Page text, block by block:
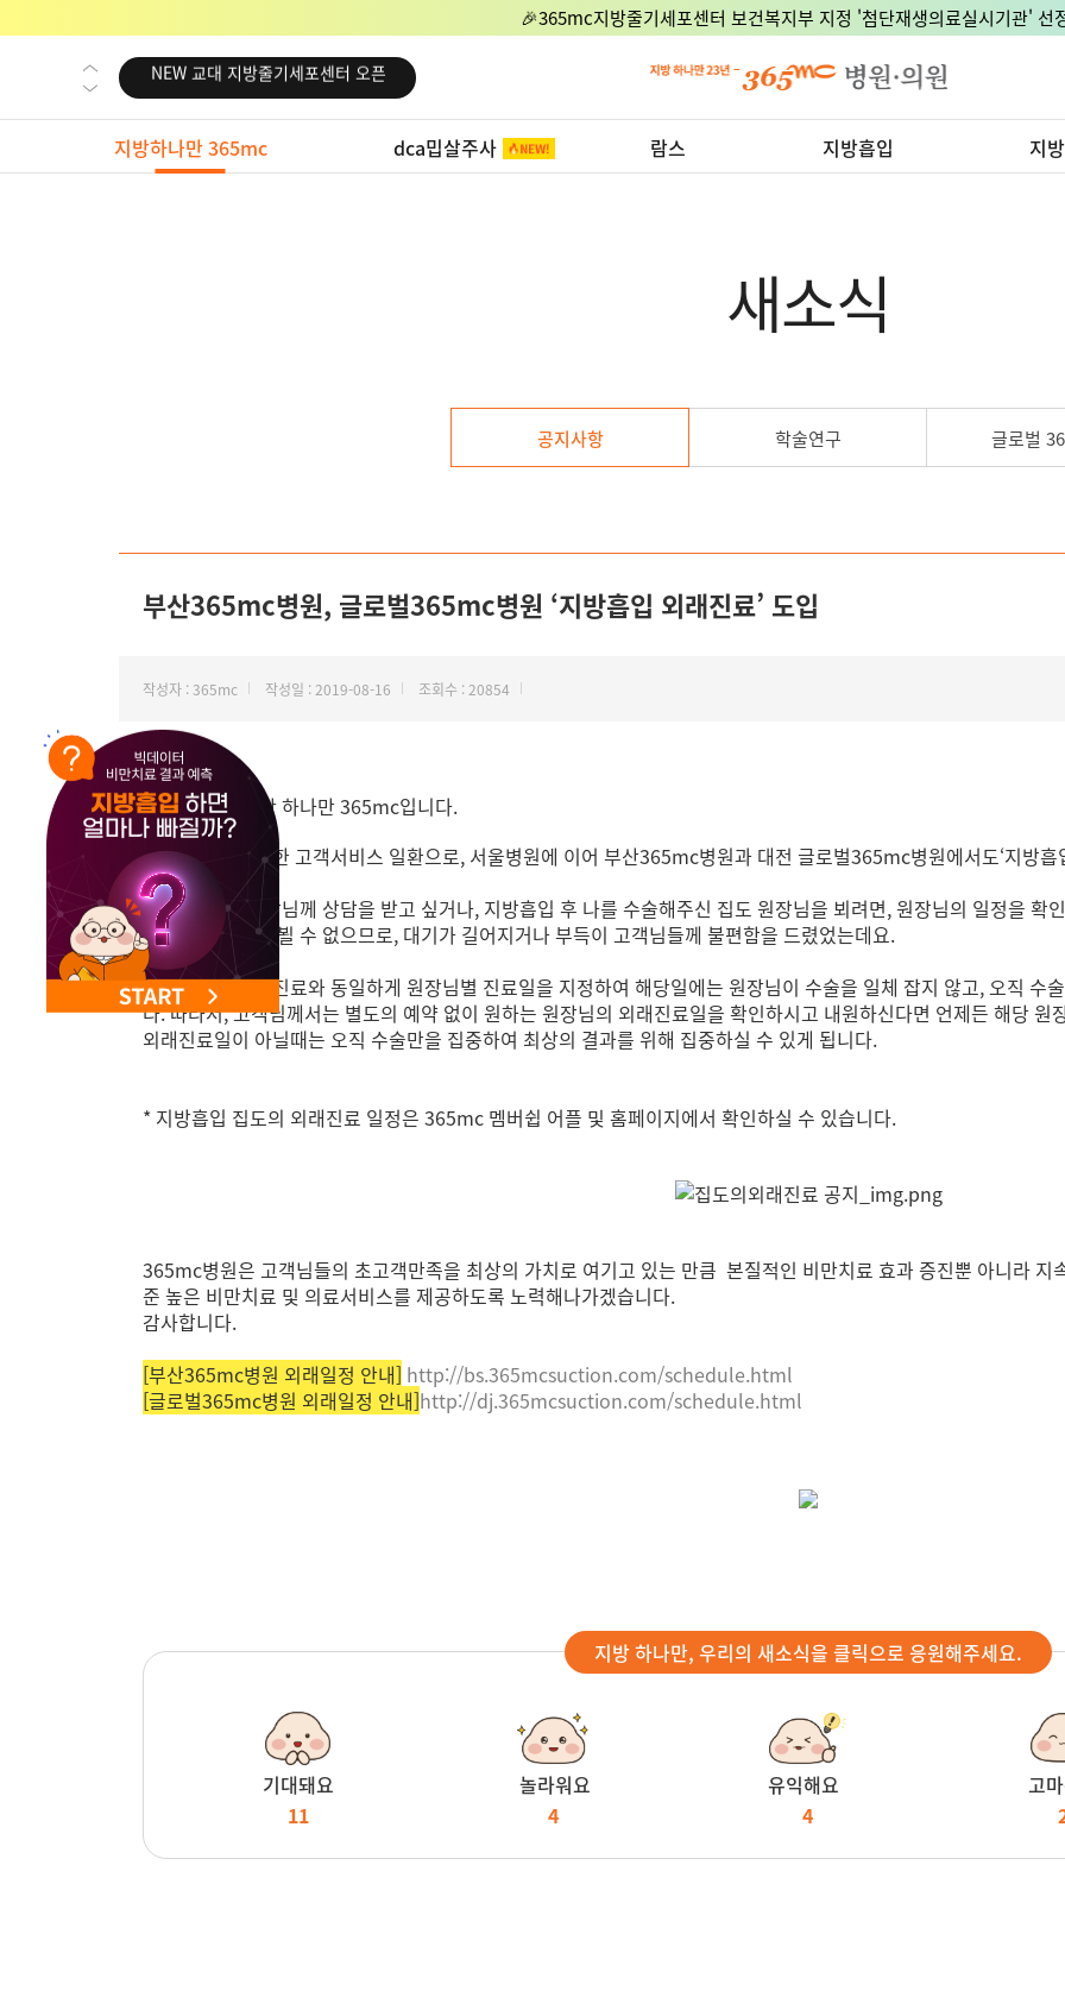
🎉365mc지방줄기세포센터 보건복지부 지정 '첨단재생의료실시기관' 선
NEW 교대 지방줄기세포센터 오픈
NEW 대전 지방줄기세포센터 오픈
NEW 노원 지방줄기세포센터 오픈
NEW 미국 LA점 오픈
지방하나만 365mc dca밉살주사 람스 지방흡입 지
새소식
공지사항 학술연구 글로벌
부산365mc병원, 글로벌365mc병원 ‘지방흡입 외래진료’ 도입
작성자 : 365mc 작성일 : 2019-08-16 조회수 : 20854
안녕하세요 비만 하나만 365mc입니다.
초고객만족을 위한 고객서비스 일환으로, 서울병원에 이어 부산365mc병원과 대전 글로벌365mc병원에서도‘지방흡
수술 전 특정 원장님께 상담을 받고 싶거나, 지방흡입 후 나를 수술해주신 집도 원장님을 뵈려면, 원장님의 일정을 확
술중이시면 절대 뵐 수 없으므로, 대기가 길어지거나 부득이 고객님들께 불편함을 드렸었는데요.
종합병원의 외래진료와 동일하게 원장님별 진료일을 지정하여 해당일에는 원장님이 수술을 일체 잡지 않고, 오직 수
다. 따라서, 고객님께서는 별도의 예약 없이 원하는 원장님의 외래진료일을 확인하시고 내원하신다면 언제든 해당
외래진료일이 아닐때는 오직 수술만을 집중하여 최상의 결과를 위해 집중하실 수 있게 됩니다.
* 지방흡입 집도의 외래진료 일정은 365mc 멤버쉽 어플 및 홈페이지에서 확인하실 수 있습니다.
365mc병원은 고객님들의 초고객만족을 최상의 가치로 여기고 있는 만큼 본질적인 비만치료 효과 증진뿐 아니라 지
준 높은 비만치료 및 의료서비스를 제공하도록 노력해나가겠습니다.
감사합니다.
[부산365mc병원 외래일정 안내] http://bs.365mcsuction.com/schedule.html
[글로벌365mc병원 외래일정 안내]http://dj.365mcsuction.com/schedule.html
지방 하나만, 우리의 새소식을 클릭으로 응원해주세요.
기대돼요
11
놀라워요
4
유익해요
4
고